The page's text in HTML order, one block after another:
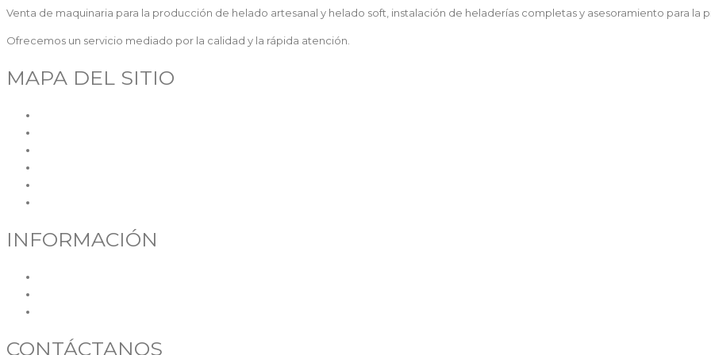
Venta de maquinaria para la producción de helado artesanal y helado soft, instalación de heladerías completas y asesoramiento para la
Ofrecemos un servicio mediado por la calidad y la rápida atención.
MAPA DEL SITIO
INFORMACIÓN
CONTÁCTANOS